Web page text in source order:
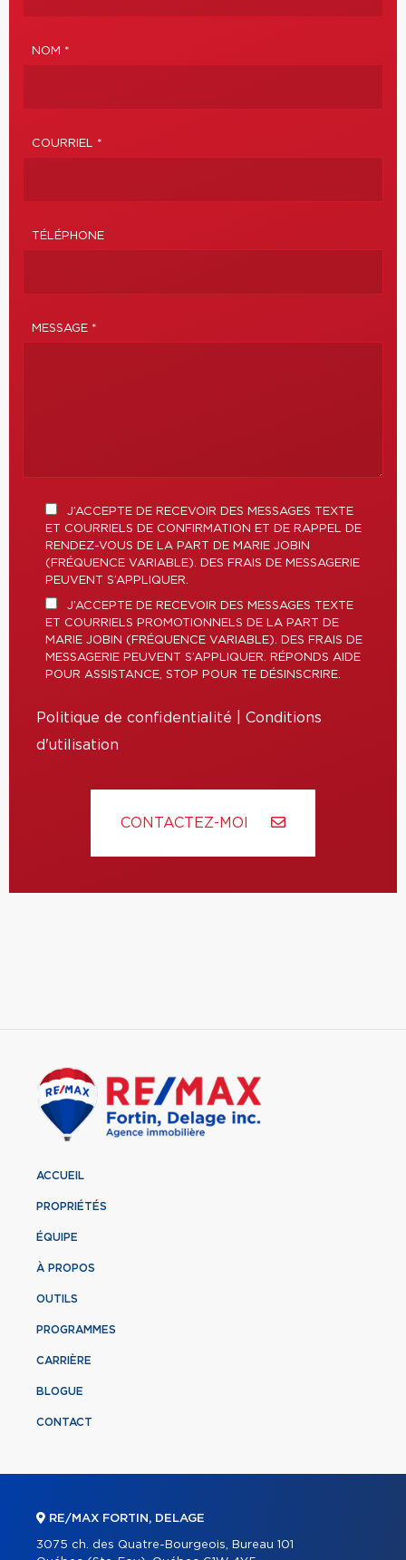
NOM *
COURRIEL *
TÉLÉPHONE
MESSAGE *
J’ACCEPTE DE RECEVOIR DES MESSAGES TEXTE
ET COURRIELS DE CONFIRMATION ET DE RAPPEL DE
RENDEZ-VOUS DE LA PART DE MARIE JOBIN
(FRÉQUENCE VARIABLE). DES FRAIS DE MESSAGERIE
PEUVENT S’APPLIQUER.
J’ACCEPTE DE RECEVOIR DES MESSAGES TEXTE
ET COURRIELS PROMOTIONNELS DE LA PART DE
MARIE JOBIN (FRÉQUENCE VARIABLE). DES FRAIS DE
MESSAGERIE PEUVENT S’APPLIQUER. RÉPONDS AIDE
POUR ASSISTANCE, STOP POUR TE DÉSINSCRIRE.
Politique de confidentialité
Conditions
d'utilisation
CONTACTEZ-MOI
ACCUEIL
PROPRIÉTÉS
ÉQUIPE
À PROPOS
OUTILS
PROGRAMMES
CARRIÈRE
BLOGUE
CONTACT
RE/MAX FORTIN, DELAGE
3075 ch. des Quatre-Bourgeois, Bureau 101